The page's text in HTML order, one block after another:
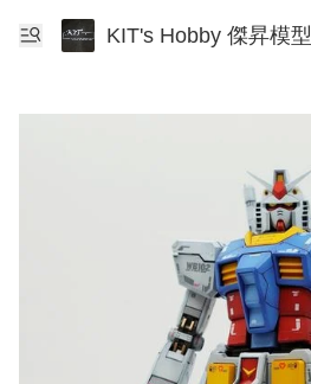
KIT's Hobby 傑昇模型